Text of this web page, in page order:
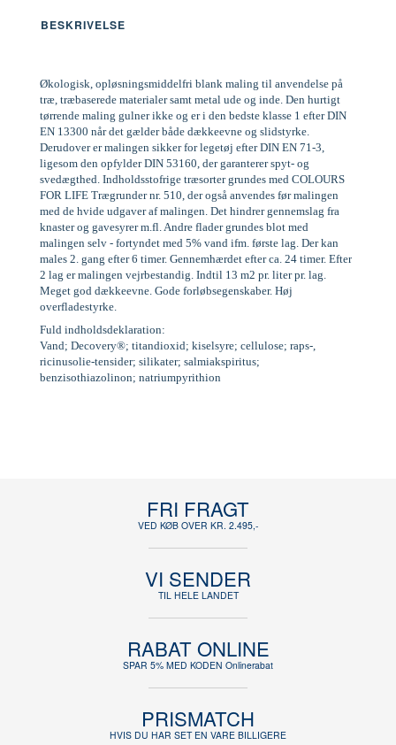
BESKRIVELSE
Økologisk, opløsningsmiddelfri blank maling til anvendelse på
træ, træbaserede materialer samt metal ude og inde. Den hurtigt
tørrende maling gulner ikke og er i den bedste klasse 1 efter DIN
EN 13300 når det gælder både dækkeevne og slidstyrke.
Derudover er malingen sikker for legetøj efter DIN EN 71-3,
ligesom den opfylder DIN 53160, der garanterer spyt- og
svedægthed. Indholdsstofrige træsorter grundes med COLOURS
FOR LIFE Trægrunder nr. 510, der også anvendes før malingen
med de hvide udgaver af malingen. Det hindrer gennemslag fra
knaster og gavesyrer m.fl. Andre flader grundes blot med
malingen selv - fortyndet med 5% vand ifm. første lag. Der kan
males 2. gang efter 6 timer. Gennemhærdet efter ca. 24 timer. Efter
2 lag er malingen vejrbestandig. Indtil 13 m2 pr. liter pr. lag.
Meget god dækkeevne. Gode forløbsegenskaber. Høj
overfladestyrke.
Fuld indholdsdeklaration:
Vand; Decovery®; titandioxid; kiselsyre; cellulose; raps-,
ricinusolie-tensider; silikater; salmiakspiritus;
benzisothiazolinon; natriumpyrithion
FRI FRAGT
VED KØB OVER KR. 2.495,-
VI SENDER
TIL HELE LANDET
RABAT ONLINE
SPAR 5% MED KODEN Onlinerabat
PRISMATCH
HVIS DU HAR SET EN VARE BILLIGERE